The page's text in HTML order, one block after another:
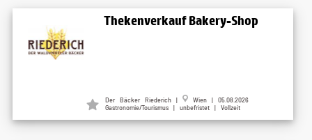
Thekenverkauf Bakery-Shop
Der Bäcker Riederich |
Wien | 05.08.2026
Gastronomie/Tourismus | unbefristet | Vollzeit